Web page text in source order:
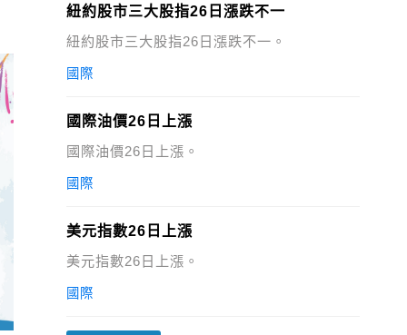
紐約股市三大股指26日漲跌不一
紐約股市三大股指26日漲跌不一。
國際
國際油價26日上漲
國際油價26日上漲。
國際
美元指數26日上漲
美元指數26日上漲。
國際